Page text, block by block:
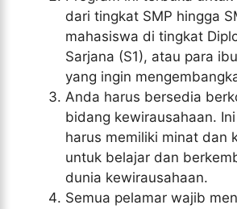
dari tingkat SMP hingga
mahasiswa di tingkat
Sarjana (S1), atau para
yang ingin
Anda harus bersedia
bidang kewirausahaan.
harus memiliki minat dan
untuk belajar dan
dunia kewirausahaan.
Semua pelamar wajib